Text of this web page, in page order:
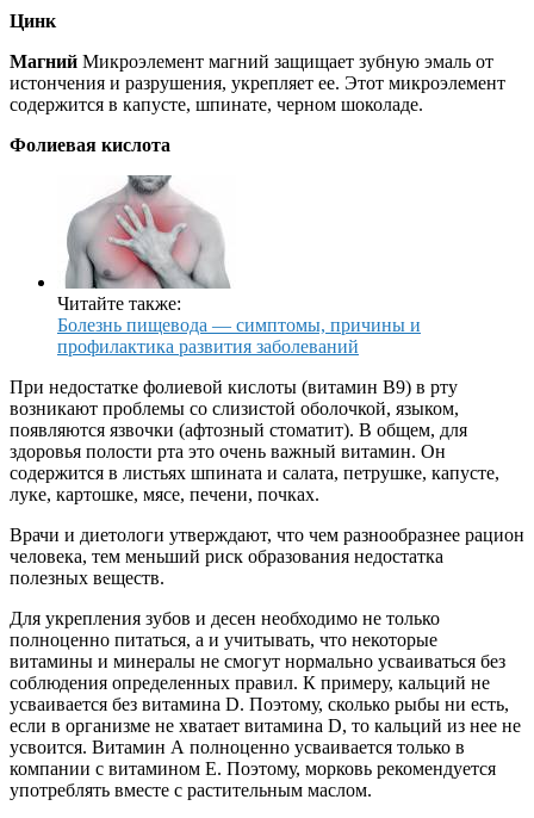
Цинк
Магний Микроэлемент магний защищает зубную эмаль от
истончения и разрушения, укрепляет ее. Этот микроэлемент
содержится в капусте, шпинате, черном шоколаде.
Фолиевая кислота
Читайте также:
Болезнь пищевода — симптомы, причины и
профилактика развития заболеваний
При недостатке фолиевой кислоты (витамин В9) в рту
возникают проблемы со слизистой оболочкой, языком,
появляются язвочки (афтозный стоматит). В общем, для
здоровья полости рта это очень важный витамин. Он
содержится в листьях шпината и салата, петрушке, капусте,
луке, картошке, мясе, печени, почках.
Врачи и диетологи утверждают, что чем разнообразнее рацион
человека, тем меньший риск образования недостатка
полезных веществ.
Для укрепления зубов и десен необходимо не только
полноценно питаться, а и учитывать, что некоторые
витамины и минералы не смогут нормально усваиваться без
соблюдения определенных правил. К примеру, кальций не
усваивается без витамина D. Поэтому, сколько рыбы ни есть,
если в организме не хватает витамина D, то кальций из нее не
усвоится. Витамин А полноценно усваивается только в
компании с витамином Е. Поэтому, морковь рекомендуется
употреблять вместе с растительным маслом.